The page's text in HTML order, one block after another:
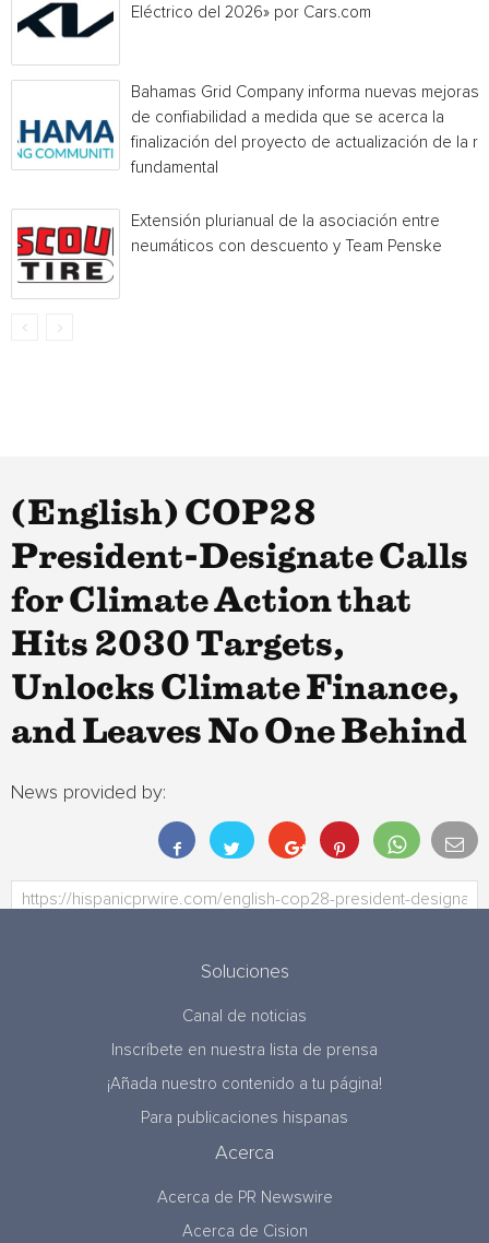
Eléctrico del 2026» por Cars.com
Bahamas Grid Company informa nuevas mejoras
de confiabilidad a medida que se acerca la
finalización del proyecto de actualización de la
fundamental
Extensión plurianual de la asociación entre
neumáticos con descuento y Team Penske
(English) COP28
President-Designate Calls
for Climate Action that
Hits 2030 Targets,
Unlocks Climate Finance,
and Leaves No One Behind
News provided by:
Soluciones
Canal de noticias
Inscríbete en nuestra lista de prensa
¡Añada nuestro contenido a tu página!
Para publicaciones hispanas
Acerca
Acerca de PR Newswire
Acerca de Cision